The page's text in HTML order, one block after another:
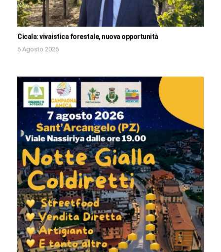
Cicala: vivaistica forestale, nuova opportunità
6 Agosto 2026